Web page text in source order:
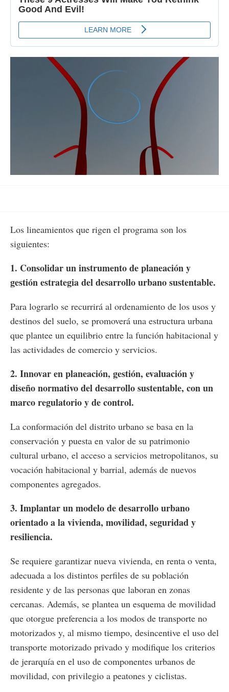
97.58%
Los lineamientos que rigen el programa son los
siguientes:
1. Consolidar un instrumento de planeación y
gestión estrategia del desarrollo urbano sustentable.
Para lograrlo se recurrirá al ordenamiento de los usos y
destinos del suelo, se promoverá una estructura urbana
que plantee un equilibrio entre la función habitacional y
las actividades de comercio y servicios.
2. Innovar en planeación, gestión, evaluación y
diseño normativo del desarrollo sustentable, con un
marco regulatorio y de control.
La conformación del distrito urbano se basa en la
conservación y puesta en valor de su patrimonio
cultural urbano, el acceso a servicios metropolitanos, su
vocación habitacional y barrial, además de nuevos
componentes agregados.
3. Implantar un modelo de desarrollo urbano
orientado a la vivienda, movilidad, seguridad y
resiliencia.
Se requiere garantizar nueva vivienda, en renta o venta,
adecuada a los distintos perfiles de su población
residente y de las personas que laboran en zonas
cercanas. Además, se plantea un esquema de movilidad
que otorgue preferencia a los modos de transporte no
motorizados y, al mismo tiempo, desincentive el uso del
transporte motorizado privado y modifique los criterios
de jerarquía en el uso de componentes urbanos de
movilidad, con privilegio a peatones y ciclistas.